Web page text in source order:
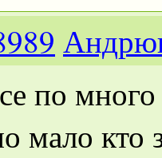
по
мало кто